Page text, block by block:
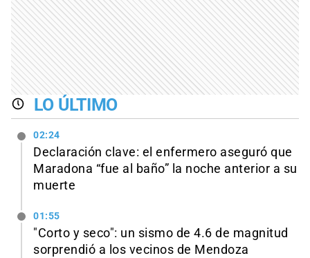
LO ÚLTIMO
02:24
Declaración clave: el enfermero aseguró que
Maradona “fue al baño” la noche anterior a su
muerte
01:55
"Corto y seco": un sismo de 4.6 de magnitud
sorprendió a los vecinos de Mendoza